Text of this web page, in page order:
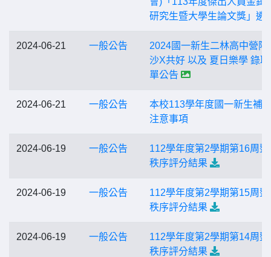
研究生暨大學生論文獎」遴
2024-06-21 一般公告
2024國一新生二林高中營隊
沙X共好 以及 夏日樂學 錄
單公告
2024-06-21 一般公告
本校113學年度國一新生補
注意事項
2024-06-19 一般公告
112學年度第2學期第16周整
秩序評分結果
2024-06-19 一般公告
112學年度第2學期第15周整
秩序評分結果
2024-06-19 一般公告
112學年度第2學期第14周整
秩序評分結果